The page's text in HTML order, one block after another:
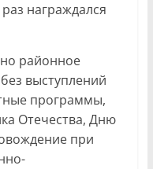
награждался
районное
выступлений
программы,
Отечества, Дню
при